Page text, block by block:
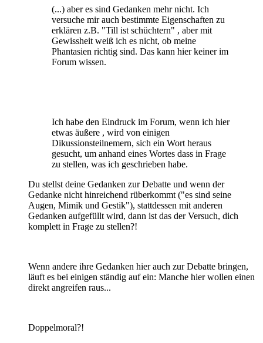
(...) aber es sind Gedanken mehr nicht. Ich
versuche mir auch bestimmte Eigenschaften zu
erklären z.B. "Till ist schüchtern" , aber mit
Gewissheit weiß ich es nicht, ob meine
Phantasien richtig sind. Das kann hier keiner im
Forum wissen.
Ich habe den Eindruck im Forum, wenn ich hier
etwas äußere , wird von einigen
Dikussionsteilnemern, sich ein Wort heraus
gesucht, um anhand eines Wortes dass in Frage
zu stellen, was ich geschrieben habe.
Du stellst deine Gedanken zur Debatte und wenn der
Gedanke nicht hinreichend rüberkommt ("es sind seine
Augen, Mimik und Gestik"), stattdessen mit anderen
Gedanken aufgefüllt wird, dann ist das der Versuch, dich
komplett in Frage zu stellen?!
Wenn andere ihre Gedanken hier auch zur Debatte bringen,
läuft es bei einigen ständig auf ein: Manche hier wollen einen
direkt angreifen raus...
Doppelmoral?!